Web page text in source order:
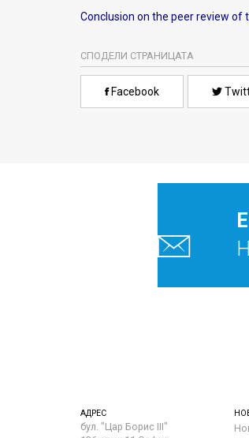
Conclusion on the peer review
СПОДЕЛИ СТРАНИЦАТА
Facebook
АДРЕС
бул. "Цар Борис III"